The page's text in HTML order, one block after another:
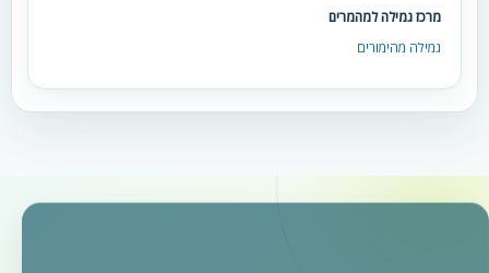
מרכז גמילה למהמרים
גמילה מהימורים